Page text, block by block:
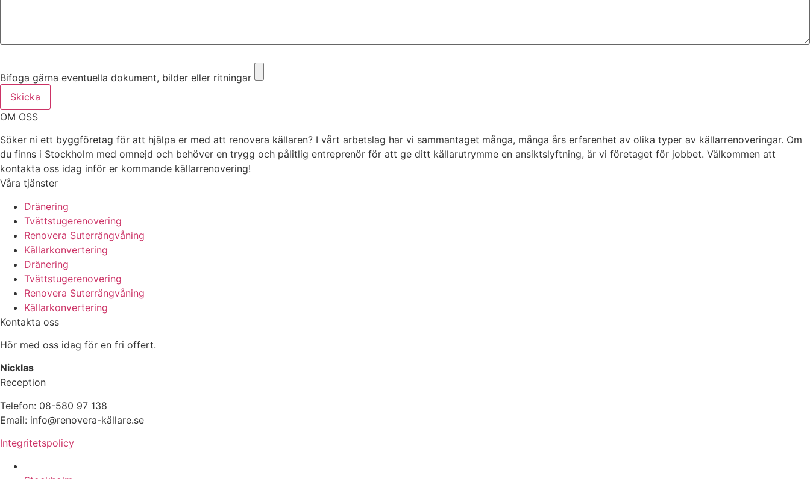
Bifoga gärna eventuella dokument, bilder eller ritningar
Skicka
OM OSS
Söker ni ett byggföretag för att hjälpa er med att renovera källaren? I vårt arbetslag har vi sammantaget många, många års erfarenhet av olika typer av källarrenoveringar. Om
du finns i Stockholm med omnejd och behöver en trygg och pålitlig entreprenör för att ge ditt källarutrymme en ansiktslyftning, är vi företaget för jobbet. Välkommen att
kontakta oss idag inför er kommande källarrenovering!
Våra tjänster
Dränering
Tvättstugerenovering
Renovera Suterrängvåning
Källarkonvertering
Dränering
Tvättstugerenovering
Renovera Suterrängvåning
Källarkonvertering
Kontakta oss
Hör med oss idag för en fri offert.
Nicklas
Reception
Telefon: 08-580 97 138
Email: info@renovera-källare.se
Integritetspolicy